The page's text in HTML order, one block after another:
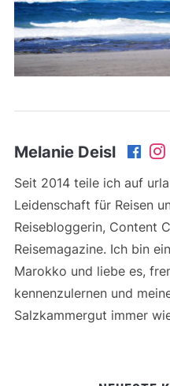
Melanie Deisl
Seit 2014 teile ich auf
Leidenschaft für Reisen
Reisebloggerin, Content
Reisemagazine. Ich bin
Marokko und liebe es,
kennenzulernen und
Salzkammergut immer